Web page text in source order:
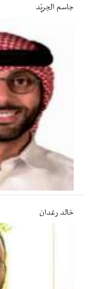
جاسم الجريّد
خالد رغدان